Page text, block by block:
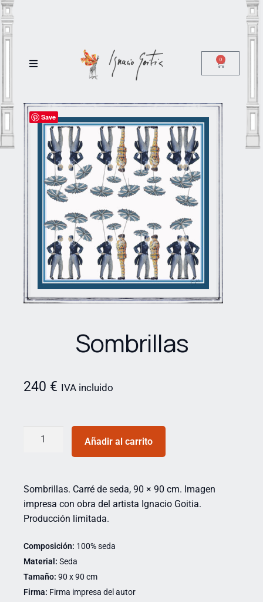
0
Save
Sombrillas
240 € IVA incluido
Añadir al carrito
Sombrillas. Carré de seda, 90 × 90 cm. Imagen
impresa con obra del artista Ignacio Goitia.
Producción limitada.
Composición: 100% seda
Material: Seda
Tamaño: 90 x 90 cm
Firma: Firma impresa del autor